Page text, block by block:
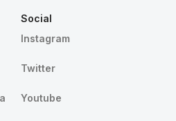
Social
Instagram
Twitter
Youtube